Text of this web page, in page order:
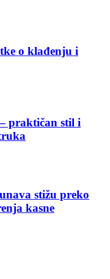
o klađenju i
praktičan stil i
stižu preko
kasne